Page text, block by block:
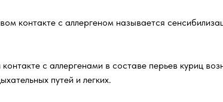
контакте с аллергеном называется
с аллергенами в составе перьев куриц
путей и легких.